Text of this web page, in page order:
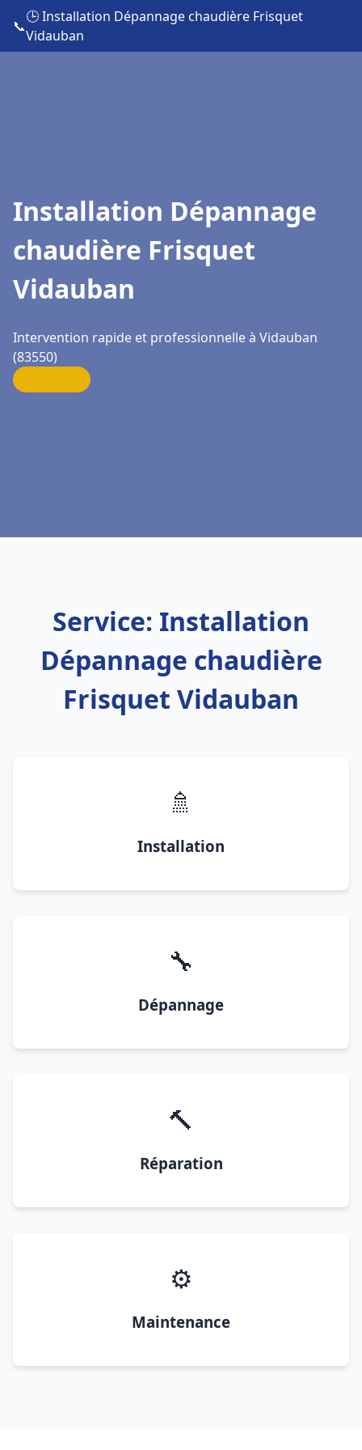
📞
🕒 Installation Dépannage chaudière Frisquet
Vidauban
Installation Dépannage
chaudière Frisquet
Vidauban
Intervention rapide et professionnelle à Vidauban
(83550)
Service: Installation
Dépannage chaudière
Frisquet Vidauban
🚿
Installation
🔧
Dépannage
🔨
Réparation
⚙️
Maintenance